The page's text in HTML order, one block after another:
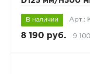
В наличии Арт.:
8 190 руб. 9